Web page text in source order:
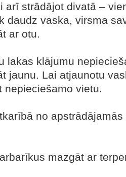
arī strādājot divatā –
daudz vaska, virsma
ar otu.
lakas klājumu
jaunu. Lai atjaunotu
nepieciešamo vietu.
no
mazgāt ar